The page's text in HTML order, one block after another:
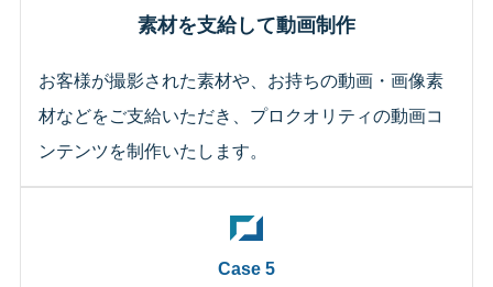
素材を支給して動画制作
お客様が撮影された素材や、お持ちの動画・画像素
材などをご支給いただき、プロクオリティの動画コ
ンテンツを制作いたします。
Case 5